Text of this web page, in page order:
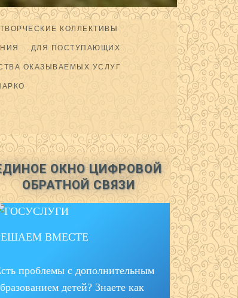
ТВОРЧЕСКИЕ КОЛЛЕКТИВЫ
ДЛЯ ПОСТУПАЮЩИХ
ОКАЗЫВАЕМЫХ УСЛУГ
ОКНО ЦИФРОВОЙ
ОБРАТНОЙ СВЯЗИ
ВМЕСТЕ
проблемы с дополнительным
детей? Знаете как